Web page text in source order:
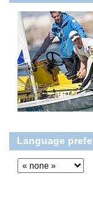
Language